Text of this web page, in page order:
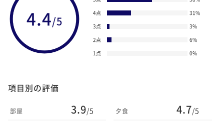
4.4/5
4点
31%
3点
3%
2点
6%
1点
0%
項目別の評価
部屋 3.9/5 夕食 4.7/5